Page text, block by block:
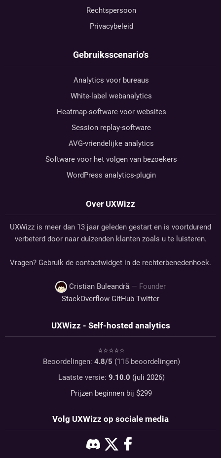
Rechtspersoon
Privacybeleid
Gebruiksscenario's
Analytics voor bureaus
White-label webanalytics
Heatmap-software voor websites
Session replay-software
AVG-vriendelijke analytics
Software voor het volgen van bezoekers
WordPress analytics-plugin
Over UXWizz
UXWizz is meer dan 13 jaar geleden gestart en is voortdurend
verbeterd door naar duizenden klanten zoals u te luisteren.
Vragen? Gebruik de contactwidget in de rechterbenedenhoek.
Cristian Buleandră — Founder
StackOverflow GitHub Twitter
UXWizz - Self-hosted analytics
⭐⭐⭐⭐⭐
Beoordelingen: 4.8/5 (115beoordelingen)
Laatste versie: 9.10.0 (juli 2026)
Prijzen beginnen bij $299
Volg UXWizz op sociale media